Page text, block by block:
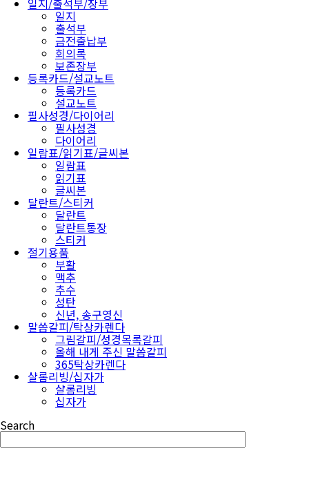
일지/출석부/장부
일지
출석부
금전출납부
회의록
보존장부
등록카드/설교노트
등록카드
설교노트
필사성경/다이어리
필사성경
다이어리
일람표/읽기표/글씨본
일람표
읽기표
글씨본
달란트/스티커
달란트
달란트통장
스티커
절기용품
부활
맥추
추수
성탄
신년, 송구영신
말씀갈피/탁상카렌다
그림갈피/성경목록갈피
올해 내게 주신 말씀갈피
365탁상카렌다
샬롬리빙/십자가
샬롬리빙
십자가
Search